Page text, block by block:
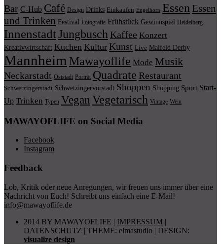
Bar C-Hub Café Design Drinks Einkaufen Engelhorn Essen Essen
und Trinken Festival Fotografie Frühstück Gewinnspiel Heidelberg
InnenstadtJungbusch Kaffee Konzert
Kreativwirtschaft Kuchen Kultur Kunst Live Maifeld Derby
Mannheim Mawayoflife Mode Musik
Neckarstadt Oststadt Porträt Quadrate Restaurant
Schwetzingerstadt Schwetzingervorstadt Shoppen Shopping Sport Start-
Up Trinken Typen Vegan Vegetarisch Vintage Wein
MAWAYOFLIFE on Social Media
Facebook
Instagram
Feedback
Lob, Kritik oder neue Anregungen, wir freuen uns immer über eine
Nachricht von Euch! Schreibt uns einfach eine E-Mail!
info@mawayoflife.de
2014 BY MAWAYOFLIFE | IMPRESSUM |
DATENSCHUTZ | THEME: elmastudio | DESIGN:
visualize design